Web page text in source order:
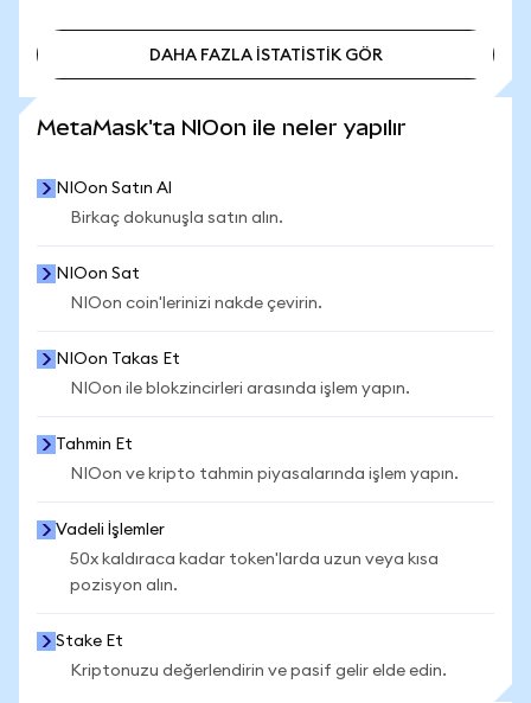
DAHA FAZLA İSTATİSTİK GÖR
MetaMask'ta NIOon ile neler yapılır
NIOon Satın Al
Birkaç dokunuşla satın alın.
NIOon Sat
NIOon coin'lerinizi nakde çevirin.
NIOon Takas Et
NIOon ile blokzincirleri arasında işlem yapın.
Tahmin Et
NIOon ve kripto tahmin piyasalarında işlem yapın.
Vadeli İşlemler
50x kaldıraca kadar token'larda uzun veya kısa
pozisyon alın.
Stake Et
Kriptonuzu değerlendirin ve pasif gelir elde edin.